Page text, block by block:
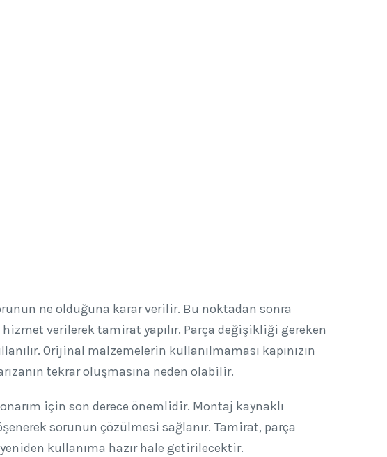
ne olduğuna karar verilir. Bu noktadan sonra
verilerek tamirat yapılır. Parça değişikliği gereken
Orijinal malzemelerin kullanılmaması kapınızın
tekrar oluşmasına neden olabilir.
için son derece önemlidir. Montaj kaynaklı
sorunun çözülmesi sağlanır. Tamirat, parça
kullanıma hazır hale getirilecektir.